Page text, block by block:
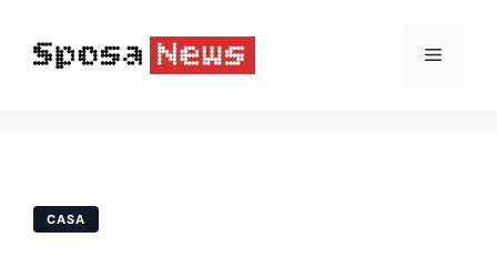
contenuto
Menu
CASA